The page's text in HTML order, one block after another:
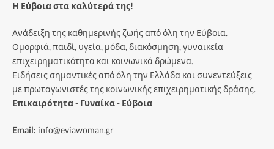
Η Εύβοια στα καλύτερά της!
Ανάδειξη της καθημερινής ζωής από όλη την Εύβοια.
Ομορφιά, παιδί, υγεία, μόδα, διακόσμηση, γυναικεία
επιχειρηματικότητα και κοινωνικά δρώμενα.
Ειδήσεις σημαντικές από όλη την Ελλάδα και συνεντεύξεις
με πρωταγωνιστές της κοινωνικής επιχειρηματικής δράσης.
Επικαιρότητα - Γυναίκα - Εύβοια
Email: info@eviawoman.gr